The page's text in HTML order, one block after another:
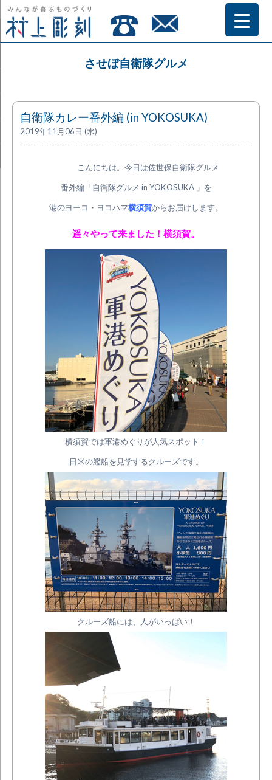
させぼ自衛隊グルメ
自衛隊カレー番外編 (in YOKOSUKA)
2019年11月06日 (水)
こんにちは。今日は佐世保自衛隊グルメ
番外編「自衛隊グルメ in YOKOSUKA 」を
港のヨーコ・ヨコハマ横須賀からお届けします。
遥々やって来ました！横須賀。
横須賀では軍港めぐりが人気スポット！
日米の艦船を見学するクルーズです。
クルーズ船には、人がいっぱい！